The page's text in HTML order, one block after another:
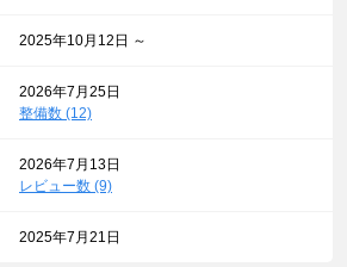
2025年10月12日 ～
2026年7月25日
整備数 (12)
2026年7月13日
レビュー数 (9)
2025年7月21日